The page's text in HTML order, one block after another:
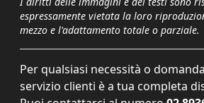
espressamente vietata la loro
mezzo e l'adattamento totale o parziale.
Per qualsiasi necessità o
servizio clienti è a tua completa